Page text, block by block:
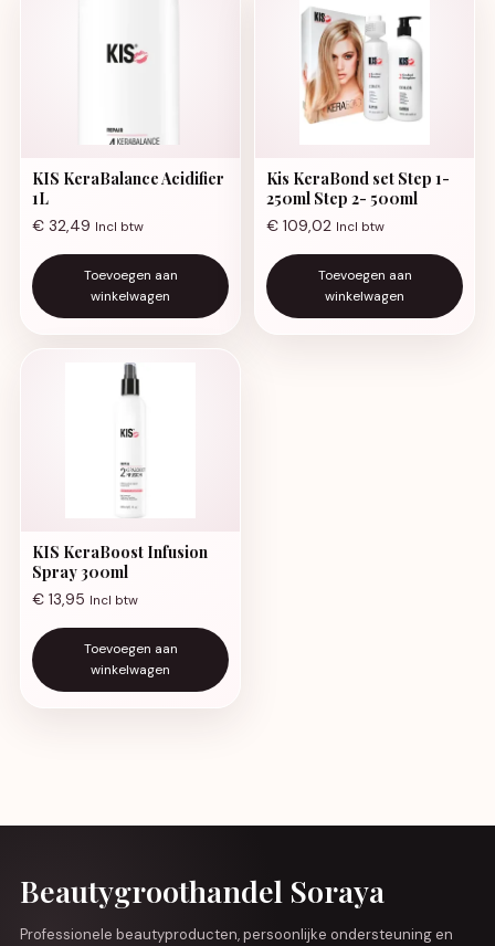
KIS KeraBalance Acidifier
1L
€ 32,49 Incl btw
Toevoegen aan
winkelwagen
Kis KeraBond set Step 1-
250ml Step 2- 500ml
€ 109,02 Incl btw
Toevoegen aan
winkelwagen
KIS KeraBoost Infusion
Spray 300ml
€ 13,95 Incl btw
Toevoegen aan
winkelwagen
Beautygroothandel Soraya
Professionele beautyproducten, persoonlijke ondersteuning en